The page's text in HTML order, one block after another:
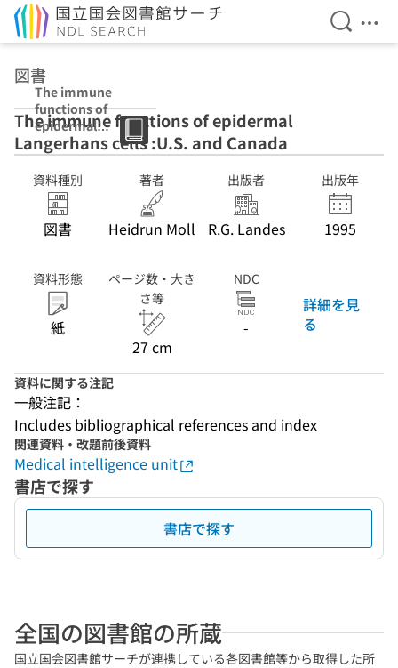
検索を
メ
図書
The immune
functions of
epidermal
Langerhans cells
:U.S. and
Canada
:international
The immune functions of epidermal
Langerhans cells :U.S. and Canada
資料種別
図書
著者
Heidrun Moll
出版者
R.G. Landes
出版年
1995
資料形態
紙
ページ数・大き
さ等
27 cm
NDC
-
詳細を見
る
資料に関する注記
一般注記：
Includes bibliographical references and index
関連資料・改題前後資料
Medical intelligence unit
書店で探す
書店で探す
全国の図書館の所蔵
国立国会図書館サーチが連携している各図書館等から取得した所